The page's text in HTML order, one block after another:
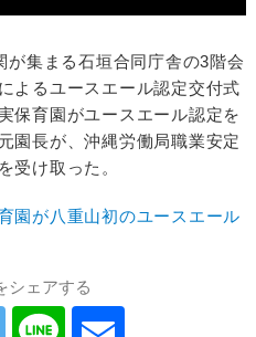
集まる石垣合同庁舎の3階会
よるユースエール認定交付式
保育園がユースエール認定を
園長が、沖縄労働局職業安定
受け取った。
園が八重山初のユースエール
シェアする